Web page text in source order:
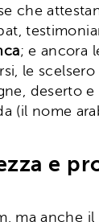
che
; e ancora
le
deserto
(il nome
e
ma anche il